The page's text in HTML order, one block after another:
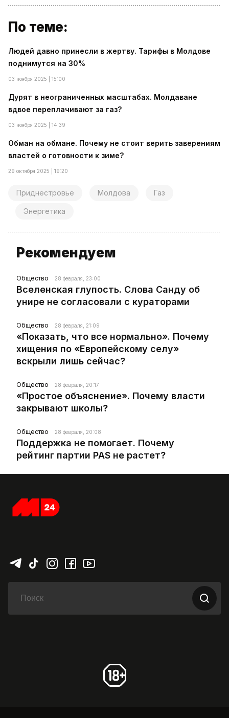
По теме:
Людей давно принесли в жертву. Тарифы в Молдове
поднимутся на 30%
03 ноября 2025 | 15:00
Дурят в неограниченных масштабах. Молдаване
вдвое переплачивают за газ?
03 ноября 2025 | 14:39
Обман на обмане. Почему не стоит верить заверениям
властей о готовности к зиме?
29 октября 2025 | 19:20
Приднестровье Молдова Газ
Энергетика
Рекомендуем
Общество 28 февраля, 23:00
Вселенская глупость. Слова Санду об
унире не согласовали с кураторами
Общество 28 февраля, 21:09
«Показать, что все нормально». Почему
хищения по «Европейскому селу»
вскрыли лишь сейчас?
Общество 28 февраля, 20:17
«Простое объяснение». Почему власти
закрывают школы?
Общество 28 февраля, 20:08
Поддержка не помогает. Почему
рейтинг партии PAS не растет?